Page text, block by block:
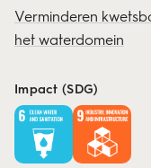
Verminderen
het waterdomein
Impact (SDG)